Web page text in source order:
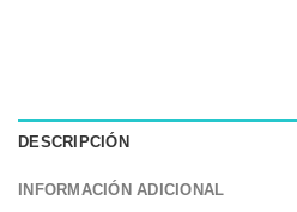
DESCRIPCIÓN
INFORMACIÓN ADICIONAL